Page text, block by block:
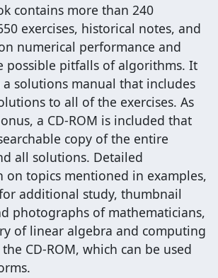
contains more than 240
exercises, historical notes, and
numerical performance and
possible pitfalls of algorithms. It
a solutions manual that includes
to all of the exercises. As
a CD-ROM is included that
copy of the entire
all solutions. Detailed
on topics mentioned in examples,
additional study, thumbnail
photographs of mathematicians,
of linear algebra and computing
CD-ROM, which can be used